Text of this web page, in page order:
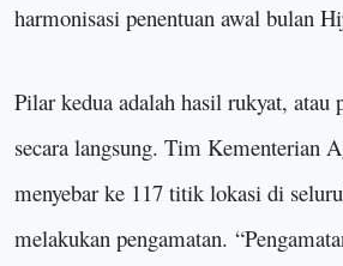
harmonisasi penentuan awal bulan
Pilar kedua adalah hasil rukyat, atau
secara langsung. Tim Kementerian
menyebar ke 117 titik lokasi di
melakukan pengamatan. “